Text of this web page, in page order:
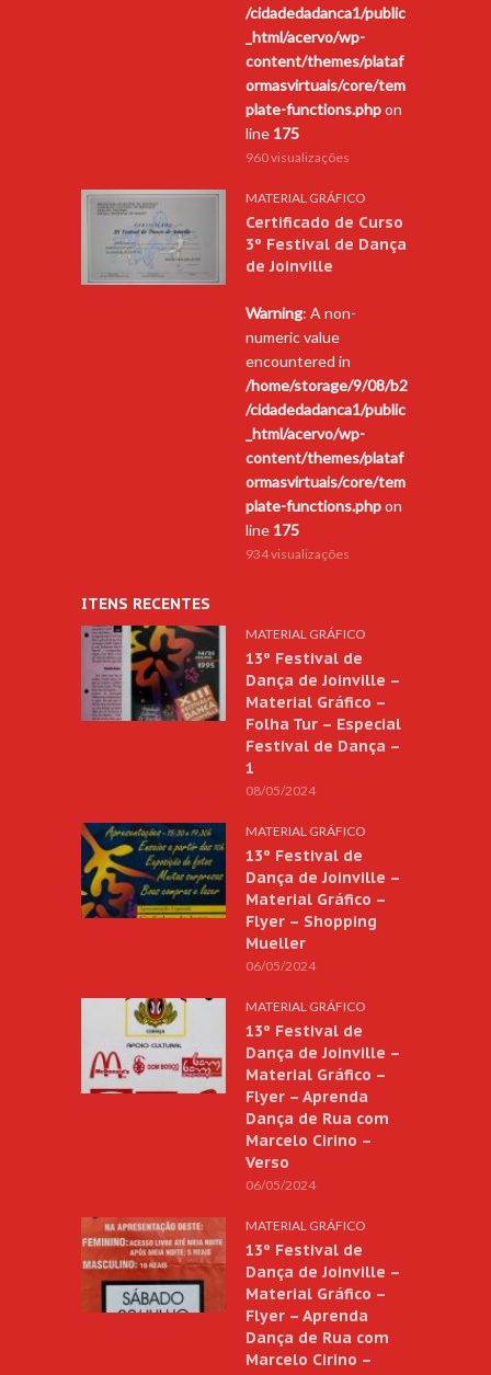
/cidadedadanca1/public
_html/acervo/wp-
content/themes/plataf
ormasvirtuais/core/tem
plate-functions.phpon
line 175
960 visualizações
MATERIAL GRÁFICO
Certificado de Curso
3º Festival de Dança
de Joinville
Warning: A non-
numeric value
encountered in
/home/storage/9/08/b2
/cidadedadanca1/public
_html/acervo/wp-
content/themes/plataf
ormasvirtuais/core/tem
plate-functions.phpon
line 175
934 visualizações
ITENS RECENTES
MATERIAL GRÁFICO
13º Festival de
Dança de Joinville –
Material Gráfico –
Folha Tur – Especial
Festival de Dança –
1
08/05/2024
MATERIAL GRÁFICO
13º Festival de
Dança de Joinville –
Material Gráfico –
Flyer – Shopping
Mueller
06/05/2024
MATERIAL GRÁFICO
13º Festival de
Dança de Joinville –
Material Gráfico –
Flyer – Aprenda
Dança de Rua com
Marcelo Cirino –
Verso
06/05/2024
MATERIAL GRÁFICO
13º Festival de
Dança de Joinville –
Material Gráfico –
Flyer – Aprenda
Dança de Rua com
Marcelo Cirino –